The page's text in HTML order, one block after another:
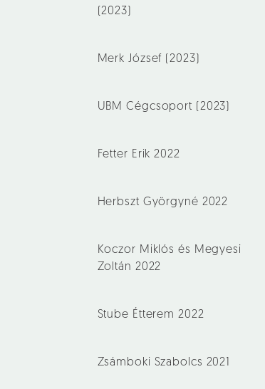
(2023)
Merk József (2023)
UBM Cégcsoport (2023)
Fetter Erik 2022
Herbszt Györgyné 2022
Koczor Miklós és Megyesi
Zoltán 2022
Stube Étterem 2022
Zsámboki Szabolcs 2021